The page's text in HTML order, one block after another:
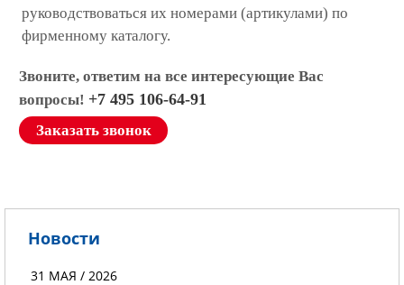
руководствоваться их номерами (артикулами) по
фирменному каталогу.
Звоните, ответим на все интересующие Вас
вопросы! +7 495 106-64-91
Заказать звонок
Новости
31 МАЯ / 2026